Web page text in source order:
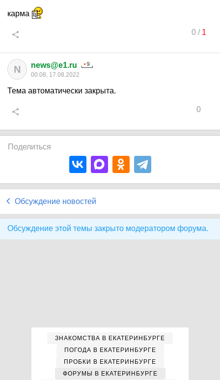
карма
0/ 1
N news@e1.ru
00:08, 17.08.2022
Тема автоматически закрыта.
0
Поделиться
Обсуждение новостей
Обсуждение этой темы закрыто модератором форума.
ЗНАКОМСТВА В ЕКАТЕРИНБУРГЕ
ПОГОДА В ЕКАТЕРИНБУРГЕ
ПРОБКИ В ЕКАТЕРИНБУРГЕ
ФОРУМЫ В ЕКАТЕРИНБУРГЕ